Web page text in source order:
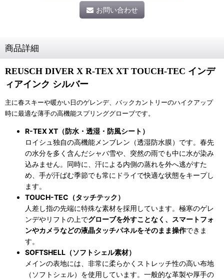
お問い合わせ
商品詳細
REUSCH DIVER X R-TEX XT TOUCH-TEC インデ
ィアインク シルバー
主に春スキーや暖かい日のゲレンデ、バックカントリーのハイクアップ
時に最適な薄手の高機能スプリンググローブです。
R-TEX XT（防水・透湿・防風シート）
ロイシュ独自の高機能メンブレン（透湿防水膜）です。春先
の水分を多く含んだシャバ雪や、突然の雨でも中に水が染み
込みません。同時に、汗による内側の蒸れを外へ逃がすた
め、手が汗ばむ季節でも常にドライで快適な状態をキープし
ます。
TOUCH-TEC（タッチテック）
人差し指の先端に特殊な素材を採用しています。極寒のゲレ
ンデやリフトの上でグローブを外すことなく、スマートフォ
ンやカメラなどの液晶タッチパネルをそのまま操作できま
す。
SOFTSHELL（ソフトシェル素材）
メインの表地には、非常に柔らかくストレッチ性の高い布地
（ソフトシェル）を使用しています。一般的な革製や厚手の